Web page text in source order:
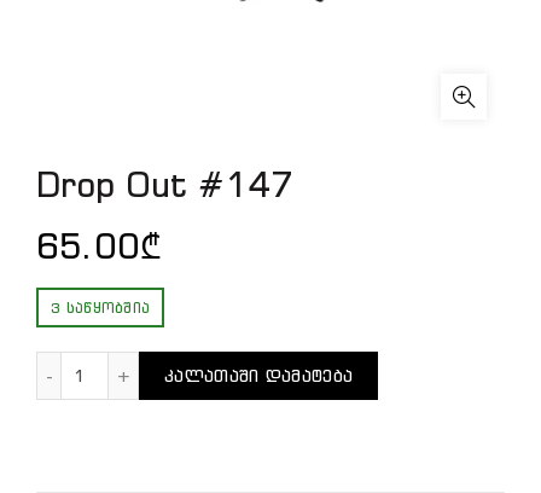
Drop Out #147
65.00₾
3 ᲡᲐᲬᲧᲝᲑᲨᲘᲐ
ᲙᲐᲚᲐᲗᲐᲨᲘ ᲓᲐᲛᲐᲢᲔᲑᲐ